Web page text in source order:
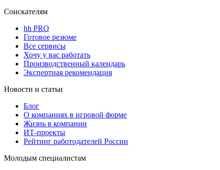
Соискателям
hh PRO
Готовое резюме
Все сервисы
Хочу у вас работать
Производственный календарь
Экспертная рекомендация
Новости и статьи
Блог
О компаниях в игровой форме
Жизнь в компании
ИТ-проекты
Рейтинг работодателей России
Молодым специалистам